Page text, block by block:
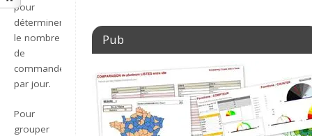
pour
déterminer
le nombre
de
commandes
par jour.
Pour
grouper
Pub